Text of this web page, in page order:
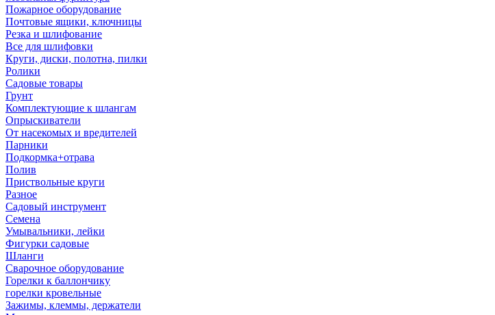
Пожарное оборудование
Почтовые ящики, ключницы
Резка и шлифование
Все для шлифовки
Круги, диски, полотна, пилки
Ролики
Садовые товары
Грунт
Комплектующие к шлангам
Опрыскиватели
От насекомых и вредителей
Парники
Подкормка+отрава
Полив
Приствольные круги
Разное
Садовый инструмент
Семена
Умывальники, лейки
Фигурки садовые
Шланги
Сварочное оборудование
Горелки к баллончику
горелки кровельные
Зажимы, клеммы, держатели